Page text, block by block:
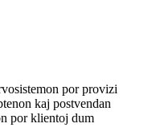
por provizi
kaj postvendan
por klientoj dum